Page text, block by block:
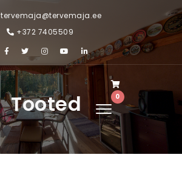
tervemaja@tervemaja.ee
+372 7405509
0
Toggle
navigation
Tooted